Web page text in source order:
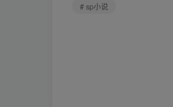
“非也非也。”
“哦，我说呢，怎么
# sp小说